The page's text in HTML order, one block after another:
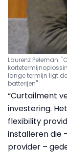
Laurenz Peleman:
lange termijn ligt
batterijen"
“Curtailment
investering.
flexibility
installeren die
provider –